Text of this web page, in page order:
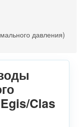
давления)
Clas